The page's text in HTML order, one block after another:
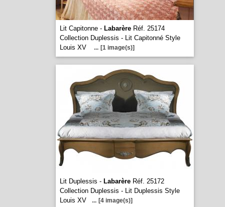
Lit Capitonne - LabarèreRéf. 25174
Collection Duplessis - Lit Capitonné Style
Louis XV
... [1 image(s)]
Lit Duplessis - LabarèreRéf. 25172
Collection Duplessis - Lit Duplessis Style
Louis XV
... [4 image(s)]